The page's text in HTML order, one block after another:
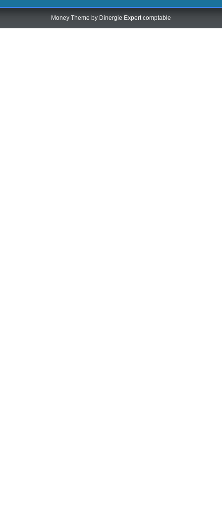
Money Theme by Dinergie Expert comptable